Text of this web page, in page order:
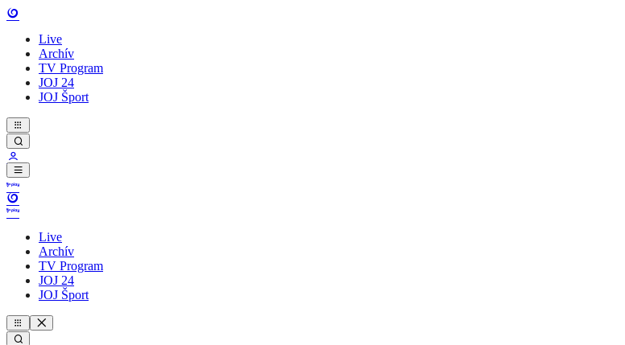
Live
Archív
TV Program
JOJ 24
JOJ Šport
Live
Archív
TV Program
JOJ 24
JOJ Šport